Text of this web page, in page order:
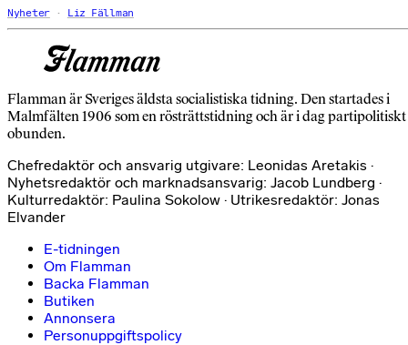
Nyheter Liz Fällman
Flamman är Sveriges äldsta socialistiska tidning. Den startades i
Malmfälten 1906 som en rösträttstidning och är i dag partipolitiskt
obunden.
Chefredaktör och ansvarig utgivare: Leonidas Aretakis ·
Nyhetsredaktör och marknadsansvarig: Jacob Lundberg ·
Kulturredaktör: Paulina Sokolow · Utrikesredaktör: Jonas
Elvander
E-tidningen
Om Flamman
Backa Flamman
Butiken
Annonsera
Personuppgiftspolicy